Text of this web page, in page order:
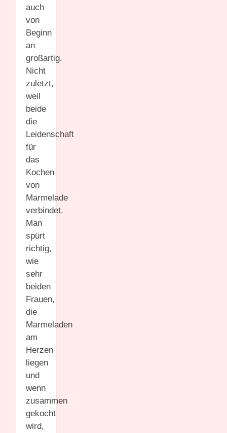
auch
von
Beginn
an
großartig.
Nicht
zuletzt,
weil
beide
die
Leidenschaft
für
das
Kochen
von
Marmelade
verbindet.
Man
spürt
richtig,
wie
sehr
beiden
Frauen,
die
Marmeladen
am
Herzen
liegen
und
wenn
zusammen
gekocht
wird,